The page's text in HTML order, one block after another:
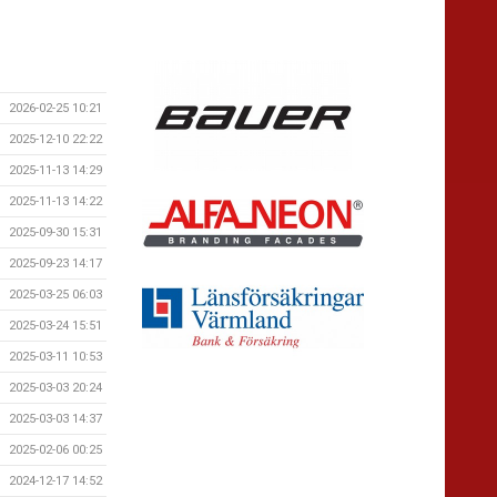
2026-02-25 10:21
2025-12-10 22:22
2025-11-13 14:29
2025-11-13 14:22
2025-09-30 15:31
2025-09-23 14:17
2025-03-25 06:03
2025-03-24 15:51
2025-03-11 10:53
2025-03-03 20:24
2025-03-03 14:37
2025-02-06 00:25
2024-12-17 14:52